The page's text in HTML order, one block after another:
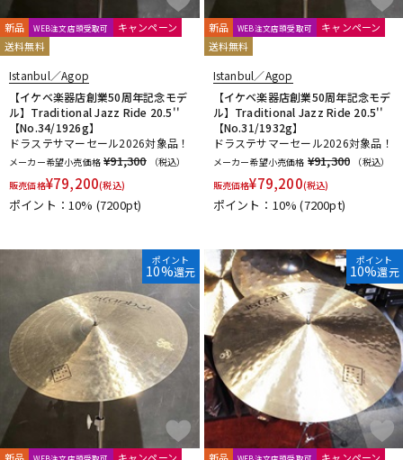
新品 WEB注文店頭受取可
キャンペーン
送料無料
Istanbul／Agop
【イケベ楽器店創業50周年記念モデ
ル】Traditional Jazz Ride 20.5''
【No.34/1926g】
ドラステサマーセール2026対象品！
メーカー希望小売価格 ¥91,300
（税込）
販売価格¥79,200(税込)
ポイント：10% (7200pt)
新品 WEB注文店頭受取可
キャンペーン
送料無料
Istanbul／Agop
【イケベ楽器店創業50周年記念モデ
ル】Traditional Jazz Ride 20.5''
【No.31/1932g】
ドラステサマーセール2026対象品！
メーカー希望小売価格 ¥91,300
（税込）
販売価格¥79,200(税込)
ポイント：10%(7200pt)
ポイント
10%還元
ポイント
10%還元